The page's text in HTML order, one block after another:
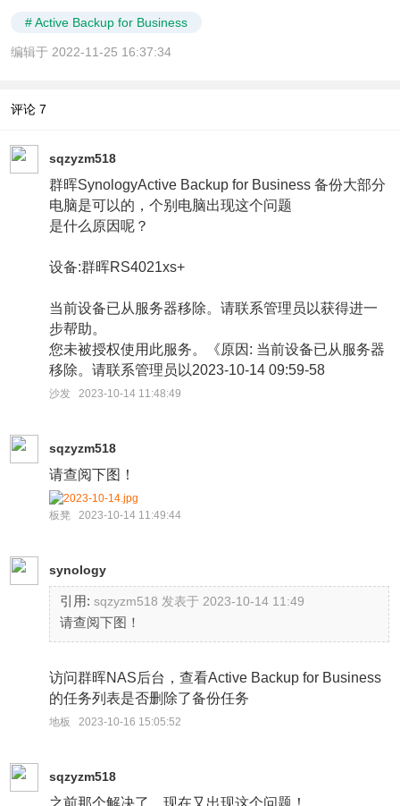
# Active Backup for Business
编辑于 2022-11-25 16:37:34
评论 7
sqzyzm518
群晖SynologyActive Backup for Business 备份大部分
电脑是可以的，个别电脑出现这个问题
是什么原因呢？
设备:群晖RS4021xs+
当前设备已从服务器移除。请联系管理员以获得进一
步帮助。
您未被授权使用此服务。《原因: 当前设备已从服务器
移除。请联系管理员以2023-10-14 09:59-58
沙发 2023-10-14 11:48:49
sqzyzm518
请查阅下图！
板凳 2023-10-14 11:49:44
synology
引用: sqzyzm518 发表于 2023-10-14 11:49
请查阅下图！
访问群晖NAS后台，查看Active Backup for Business
的任务列表是否删除了备份任务
地板 2023-10-16 15:05:52
sqzyzm518